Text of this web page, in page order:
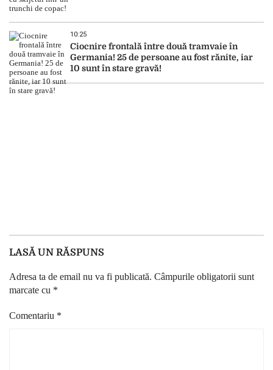
10:25
Ciocnire frontală între două tramvaie în
Germania! 25 de persoane au fost rănite, iar
10 sunt în stare gravă!
LASĂ UN RĂSPUNS
Adresa ta de email nu va fi publicată. Câmpurile obligatorii sunt
marcate cu *
Comentariu *